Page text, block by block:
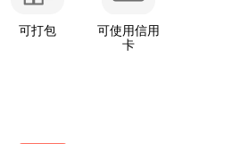
可打包
可使用信用
卡